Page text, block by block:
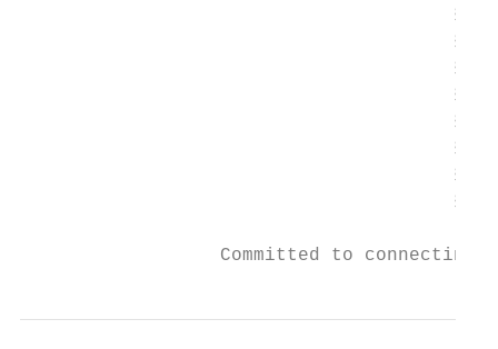
§
§
§
§
§
§
§
§
Committed to connecting